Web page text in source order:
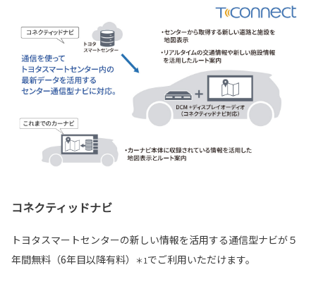
コネクティッドナビ
トヨタスマートセンターの新しい情報を活用する通信型ナビが５
年間無料（6年目以降有料）
＊1でご利用いただけます。